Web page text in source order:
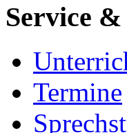
Service
Termine